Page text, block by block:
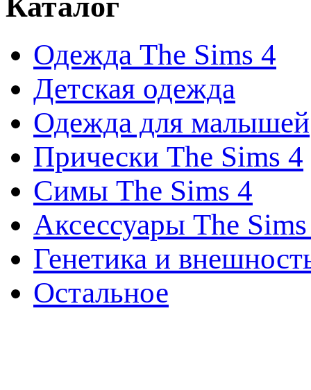
Одежда The Sims 4
Детская одежда
Одежда для малышей
Прически The Sims 4
Симы The Sims 4
Аксессуары The
Генетика и
Остальное